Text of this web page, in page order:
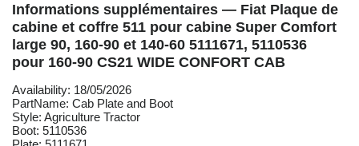
Informations supplémentaires — Fiat Plaque de
cabine et coffre 511 pour cabine Super Comfort
large 90, 160-90 et 140-60 5111671, 5110536
pour 160-90 CS21 WIDE CONFORT CAB
Availability: 18/05/2026
PartName: Cab Plate and Boot
Style: Agriculture Tractor
Boot: 5110536